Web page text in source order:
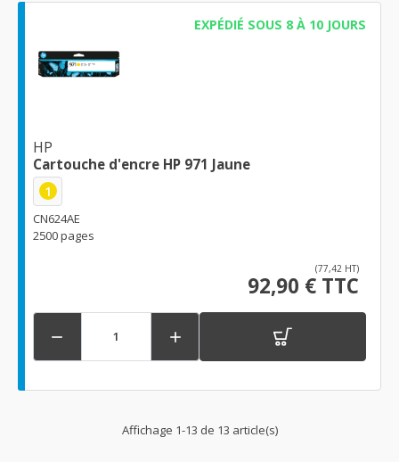
EXPÉDIÉ SOUS 8 À 10 JOURS
HP
Cartouche d'encre HP 971 Jaune
1
CN624AE
2500 pages
(77,42 HT)
92,90 € TTC
 
Affichage 1-13 de 13 article(s)